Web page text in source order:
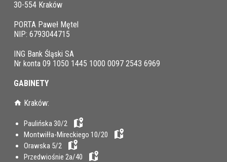
30-554 Kraków
PORTA Paweł Mętel
NIP: 6793044715
ING Bank Śląski SA
Nr konta 09 1050 1445 1000 0097 2543 6969
GABINETY
Kraków:
Paulińska 30/2
Montwiłła-Mireckiego 10/20
Orawska 5/2
Przedwiośnie 2a/40